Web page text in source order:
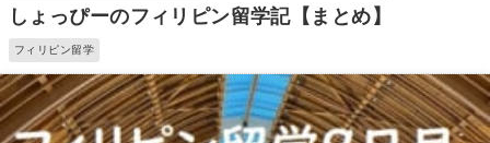
しょっぴーのフィリピン留学記【まとめ】
フィリピン留学